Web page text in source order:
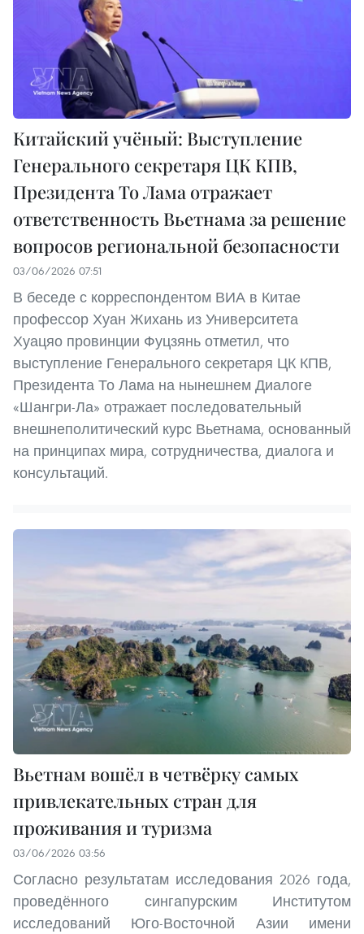
Китайский учёный: Выступление
Генерального секретаря ЦК КПВ,
Президента То Лама отражает
ответственность Вьетнама за решение
вопросов региональной безопасности
03/06/2026 07:51
В беседе с корреспондентом ВИА в Китае
профессор Хуан Жихань из Университета
Хуацяо провинции Фуцзянь отметил, что
выступление Генерального секретаря ЦК КПВ,
Президента То Лама на нынешнем Диалоге
«Шангри-Ла» отражает последовательный
внешнеполитический курс Вьетнама, основанный
на принципах мира, сотрудничества, диалога и
консультаций.
Вьетнам вошёл в четвёрку самых
привлекательных стран для
проживания и туризма
03/06/2026 03:56
Согласно результатам исследования 2026 года,
проведённого сингапурским Институтом
исследований Юго-Восточной Азии имени